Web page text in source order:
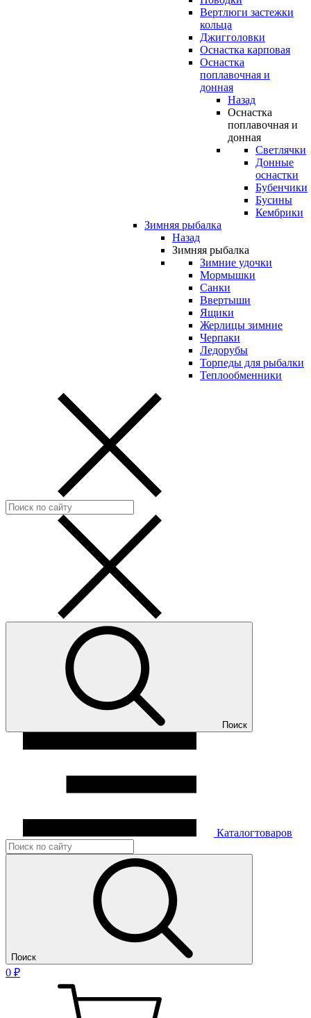
Вертлюги застежки
кольца
Джигголовки
Оснастка карповая
Оснастка
поплавочная и
донная
Назад
Оснастка
поплавочная и
донная
Светлячки
Донные
оснастки
Бубенчики
Бусины
Кембрики
Зимняя рыбалка
Назад
Зимняя рыбалка
Зимние удочки
Мормышки
Санки
Ввертыши
Ящики
Жерлицы зимние
Черпаки
Ледорубы
Торпеды для рыбалки
Теплообменники
Поиск
Каталогтоваров
Поиск
0 ₽